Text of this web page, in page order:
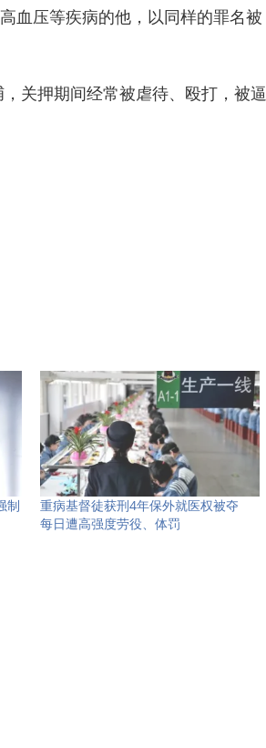
血压等疾病的他，以同样的罪名被
关押期间经常被虐待、殴打，被逼
制
重病基督徒获刑4年保外就医权被夺
每日遭高强度劳役、体罚